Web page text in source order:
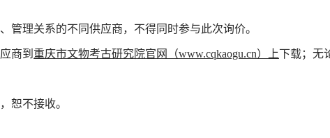
管理关系的不同供应商，不得同时参与此次询价。
商到 重庆市文物考古研究院官网（www.cqkaogu.cn）上下载；无
恕不接收。